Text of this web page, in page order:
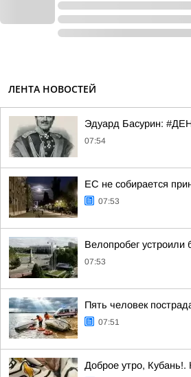
ЛЕНТА НОВОСТЕЙ
Эдуард Басурин:
07:54
ЕС не собирается
07:53
Велопробег устроили
07:53
Пять человек
07:51
Доброе утро, Кубань!.